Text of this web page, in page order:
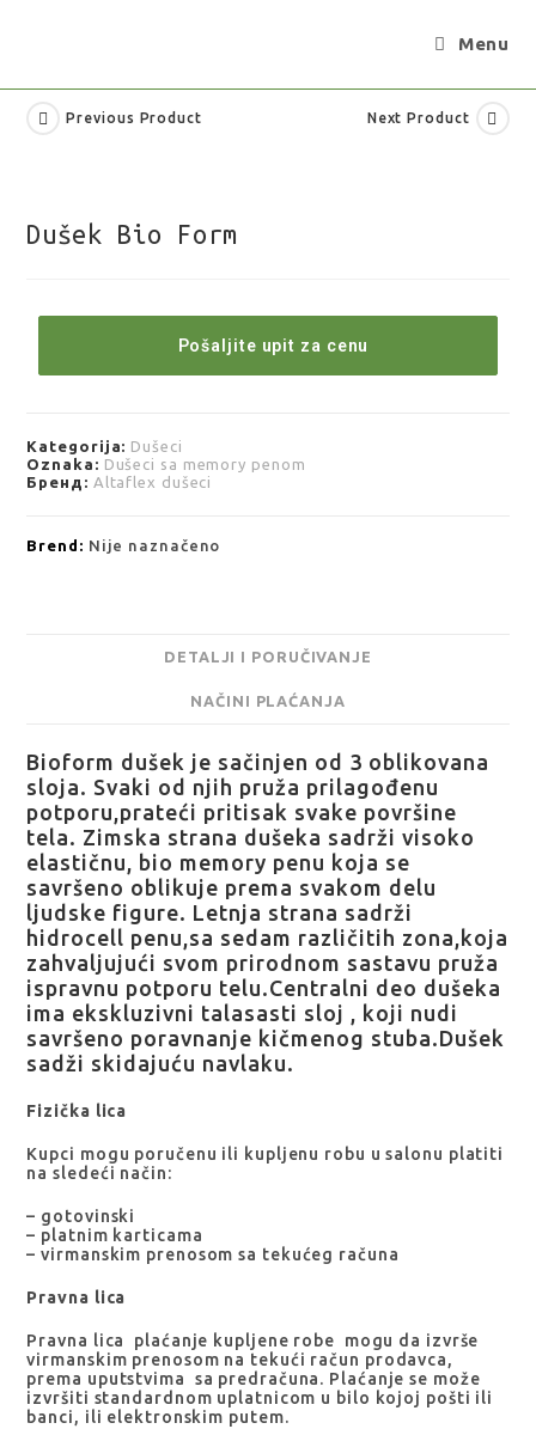
Menu
Previous Product Next Product
Dušek Bio Form
Pošaljite upit za cenu
Kategorija: Dušeci
Oznaka: Dušeci sa memory penom
Бренд: Altaflex dušeci
Brend: Nije naznačeno
DETALJI I PORUČIVANJE
NAČINI PLAĆANJA
Bioform dušek je sačinjen od 3 oblikovana
sloja. Svaki od njih pruža prilagođenu
potporu,prateći pritisak svake površine
tela. Zimska strana dušeka sadrži visoko
elastičnu, bio memory penu koja se
savršeno oblikuje prema svakom delu
ljudske figure. Letnja strana sadrži
hidrocell penu,sa sedam različitih zona,koja
zahvaljujući svom prirodnom sastavu pruža
ispravnu potporu telu.Centralni deo dušeka
ima ekskluzivni talasasti sloj , koji nudi
savršeno poravnanje kičmenog stuba.Dušek
sadži skidajuću navlaku.
Fizička lica
Kupci mogu poručenu ili kupljenu robu u salonu platiti
na sledeći način:
– gotovinski
– platnim karticama
– virmanskim prenosom sa tekućeg računa
Pravna lica
Pravna lica plaćanje kupljene robe mogu da izvrše
virmanskim prenosom na tekući račun prodavca,
prema uputstvima sa predračuna. Plaćanje se može
izvršiti standardnom uplatnicom u bilo kojoj pošti ili
banci, ili elektronskim putem.